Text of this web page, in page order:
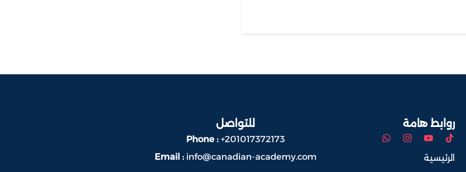
روابط هامة
الرئيسية
للتواصل
Phone :+201017372173
Email : info@canadian-academy.com